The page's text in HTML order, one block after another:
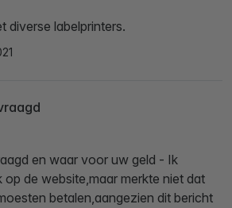
diverse labelprinters.
en waar voor uw geld - Ik
op de website,maar merkte niet dat
betalen,aangezien dit bericht